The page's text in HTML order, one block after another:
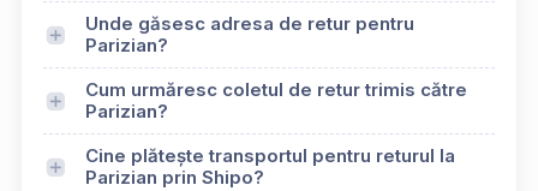
Unde găsesc adresa de retur pentru
Parizian?
Cum urmăresc coletul de retur trimis către
Parizian?
Cine plătește transportul pentru returul la
Parizian prin Shipo?